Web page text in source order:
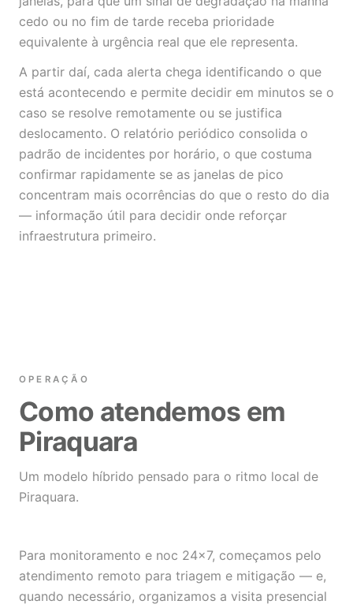
cedo ou no fim de tarde receba prioridade
equivalente à urgência real que ele representa.
A partir daí, cada alerta chega identificando o que
está acontecendo e permite decidir em minutos se o
caso se resolve remotamente ou se justifica
deslocamento. O relatório periódico consolida o
padrão de incidentes por horário, o que costuma
confirmar rapidamente se as janelas de pico
concentram mais ocorrências do que o resto do dia
— informação útil para decidir onde reforçar
infraestrutura primeiro.
OPERAÇÃO
Como atendemos em
Piraquara
Um modelo híbrido pensado para o ritmo local de
Piraquara.
Para monitoramento e noc 24×7, começamos pelo
atendimento remoto para triagem e mitigação — e,
quando necessário, organizamos a visita presencial